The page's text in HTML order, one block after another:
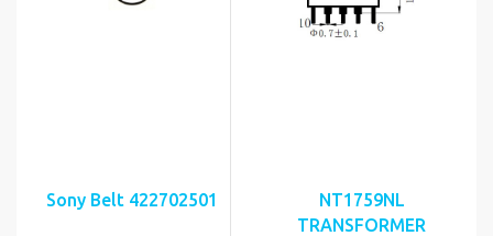
Sony Belt 422702501
NT1759NL
TRANSFORMER